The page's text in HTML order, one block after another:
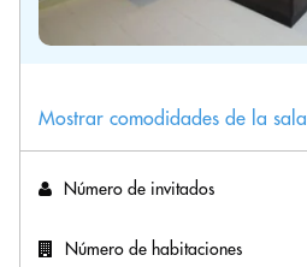
Mostrar comodidades de la sala
Número de invitados
Número de habitaciones